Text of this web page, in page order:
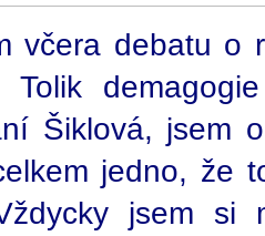
včera debatu o
Šiklová, jsem
jedno, že
jsem si